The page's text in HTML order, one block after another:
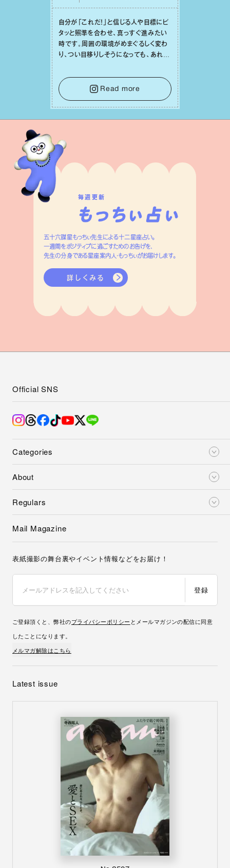
⾃分が「これだ！」と信じる⼈や⽬標にピ
タッと照準を合わせ、真っすぐ進みたい
時です。周囲の環境がめまぐるしく変わ
り、つい⽬移りしそうになっても、あれこ
をそっと⼿放し、⽬の前のことに集中しま
しょう。そのブレない決意が、あなたにと
って有意義で安定した成果を引き寄せま
す。
Read more
毎週更新
五十六謀星もっちぃ先生による十二星座占い。
一週間をポジティブに過ごすためのお告げを、
先生の分身である星座案内人・もっちぃがお届けします。
詳しくみる
Categories
About
Regulars
Official SNS
Mail Magazine
表紙撮影の舞台裏やイベント情報などをお届け！
登録
ご登録頂くと、弊社のプライバシーポリシー とメールマガジンの配信に同意
したことになります。
メルマガ解除はこちら
Latest issue